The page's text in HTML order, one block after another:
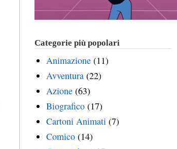
Categorie più popolari
Animazione (11)
Avventura (22)
Azione (63)
Biografico (17)
Cartoni Animati (7)
Comico (14)